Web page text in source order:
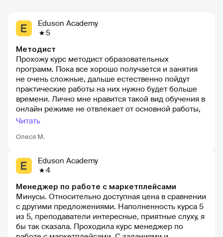
Eduson Academy
5
Олеся М.
Методист
Прохожу курс методист образовательных
программ. Пока все хорошо получается и занятия
не очень сложные, дальше естественно пойдут
практические работы на них нужно будет больше
времени. Лично мне нравится такой вид обучения в
онлайн режиме не отвлекает от основной работы,
можно спланировать свой график для обучения.
надоедает смотреть уроки, материал усваивается
Читать
Eduson Academy
4
Менеджер по работе с маркетплейсами
Минусы. Относительно доступная цена в сравнении
с другими предложениями. Наполненность курса 5
из 5, преподаватели интересные, приятные слуху, я
бы так сказала. Проходила курс менеджер по